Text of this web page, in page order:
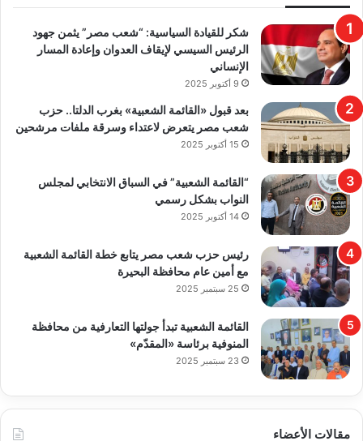
​شكر للقيادة السياسية: “شعب مصر” يثمن جهود
الرئيس السيسي لإيقاف العدوان وإعادة المسار
الإنساني
9 أكتوبر 2025
بعد قبول «القائمة الشعبية» بغرب الدلتا.. حزب
شعب مصر يتعرض لاعتداء وسرقة ملفات مرشحين
15 أكتوبر 2025
“القائمة الشعبية” في السباق الانتخابي لمجلس
النواب بشكل رسمي
14 أكتوبر 2025
رئيس حزب شعب مصر يتابع خطة القائمة الشعبية
مع أمين عام محافظة البحيرة
25 سبتمبر 2025
القائمة الشعبية تبدأ جولتها التعارفية من محافظة
المنوفية برئاسة «المقدّم»
23 سبتمبر 2025
مقالات الأعضاء